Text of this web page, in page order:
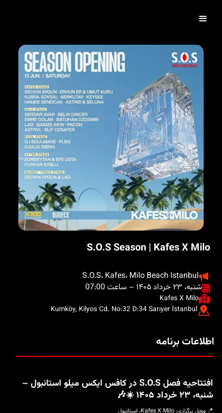
S.O.S Season | Kafes X Milo
S.O.S، Kafes، Milo Beach Istanbul
شنبه، ۲۳ خرداد ۱۴۰۵ – ساعت 07:00
Kafes X Milo
Kumköy, Kilyos Cd. No:32 D:34 Sarıyer İstanbul
اطلاعات برنامه
افتتاحیه فصل S.O.S در کافس ایکس میلو استانبول –
شنبه، ۲۳ خرداد ۱۴۰۵ ☀️🎶
📍 محل برگزاری: Kafes X Milo، استانبول